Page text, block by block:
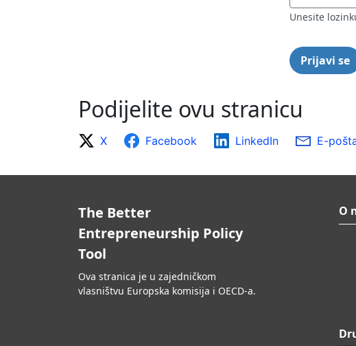
Unesite
Podijelite ovu stranicu
X Facebook LinkedIn E-
The Better
Entrepreneurship Policy
Tool
Ova stranica je u zajedničkom
vlasništvu Europska komisija i OECD-a.
O